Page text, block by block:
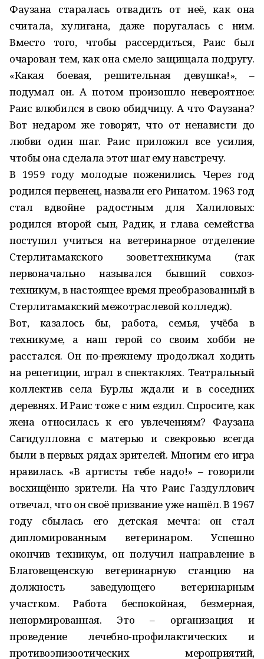
Фаузана старалась отвадить от неё, как она
считала, хулигана, даже поругалась с ним.
Вместо того, чтобы рассердиться, Раис был
очарован тем, как она смело защищала подругу.
«Какая боевая, решительная девушка!», –
подумал он. А потом произошло невероятное:
Раис влюбился в свою обидчицу. А что Фаузана?
Вот недаром же говорят, что от ненависти до
любви один шаг. Раис приложил все усилия,
чтобы она сделала этот шаг ему навстречу.
В 1959 году молодые поженились. Через год
родился первенец, назвали его Ринатом. 1963 год
стал вдвойне радостным для Халиловых:
родился второй сын, Радик, и глава семейства
поступил учиться на ветеринарное отделение
Стерлитамакского зооветтехникума (так
первоначально назывался бывший совхоз-
техникум, в настоящее время преобразованный в
Стерлитамакский межотраслевой колледж).
Вот, казалось бы, работа, семья, учёба в
техникуме, а наш герой со своим хобби не
расстался. Он по-прежнему продолжал ходить
на репетиции, играл в спектаклях. Театральный
коллектив села Бурлы ждали и в соседних
деревнях. И Раис тоже с ним ездил. Спросите, как
жена относилась к его увлечениям? Фаузана
Сагидулловна с матерью и свекровью всегда
были в первых рядах зрителей. Многим его игра
нравилась. «В артисты тебе надо!» – говорили
восхищённо зрители. На что Раис Газдуллович
отвечал, что он своё призвание уже нашёл. В 1967
году сбылась его детская мечта: он стал
дипломированным ветеринаром. Успешно
окончив техникум, он получил направление в
Благовещенскую ветеринарную станцию на
должность заведующего ветеринарным
участком. Работа беспокойная, безмерная,
ненормированная. Это – организация и
проведение лечебно-профилактических и
противоэпизоотических мероприятий,